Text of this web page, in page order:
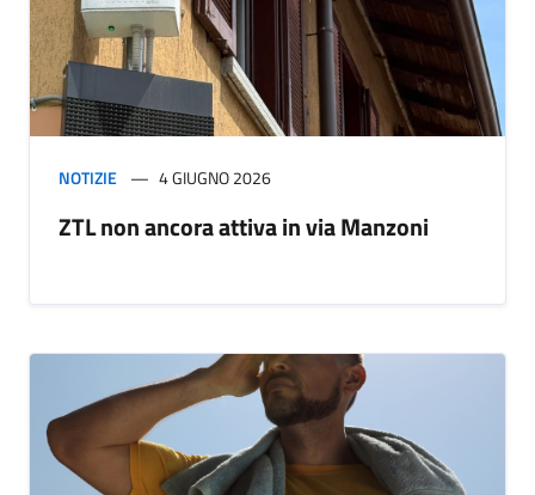
NOTIZIE 4 GIUGNO 2026
ZTL non ancora attiva in via Manzoni